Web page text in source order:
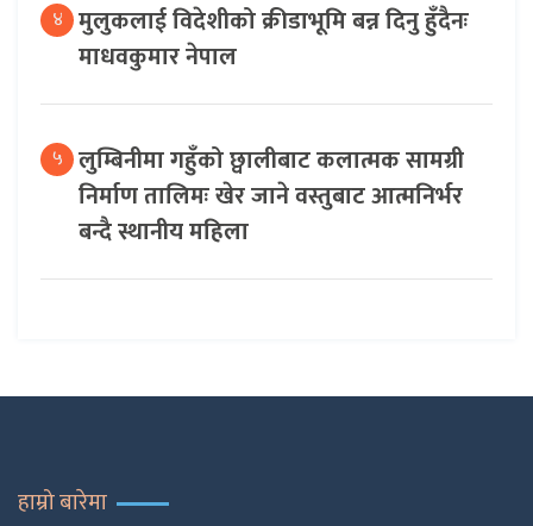
४ मुलुकलाई विदेशीको क्रीडाभूमि बन्न दिनु हुँदैनः
माधवकुमार नेपाल
५ लुम्बिनीमा गहुँको छ्वालीबाट कलात्मक सामग्री
निर्माण तालिमः खेर जाने वस्तुबाट आत्मनिर्भर
बन्दै स्थानीय महिला
हाम्रो बारेमा